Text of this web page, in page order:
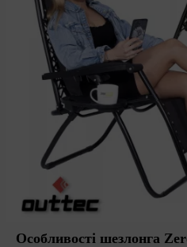
Особливості шезлонга